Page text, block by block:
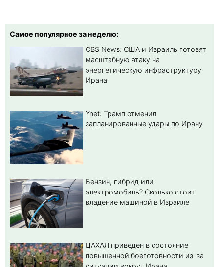
Самое популярное за неделю:
CBS News: США и Израиль готовят
масштабную атаку на
энергетическую инфраструктуру
Ирана
Ynet: Трамп отменил
запланированные удары по Ирану
Бензин, гибрид или
электромобиль? Cколько стоит
владение машиной в Израиле
ЦАХАЛ приведен в состояние
повышенной боеготовности из-за